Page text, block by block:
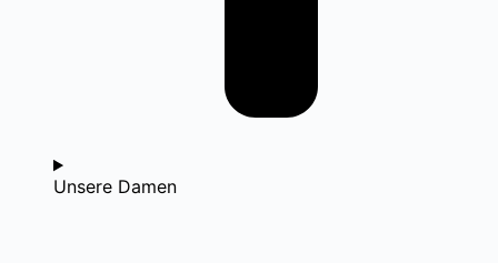
Unsere Damen